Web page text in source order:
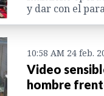
y dar con el
10:58 AM 24 feb.
Video
hombre